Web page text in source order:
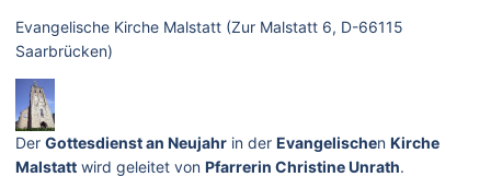
Evangelische Kirche Malstatt (Zur Malstatt 6, D-66115
Saarbrücken)
Der Gottesdienst an Neujahr in der Evangelischen Kirche
Malstatt wird geleitet von Pfarrerin Christine Unrath.